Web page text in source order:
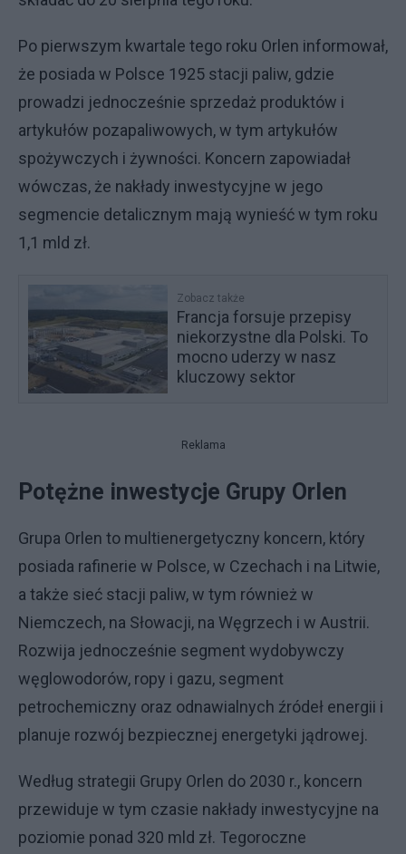
Po pierwszym kwartale tego roku Orlen informował,
że posiada w Polsce 1925 stacji paliw, gdzie
prowadzi jednocześnie sprzedaż produktów i
artykułów pozapaliwowych, w tym artykułów
spożywczych i żywności. Koncern zapowiadał
wówczas, że nakłady inwestycyjne w jego
segmencie detalicznym mają wynieść w tym roku
1,1 mld zł.
Zobacz także
Francja forsuje przepisy
niekorzystne dla Polski. To
mocno uderzy w nasz
kluczowy sektor
Reklama
Potężne inwestycje Grupy Orlen
Grupa Orlen to multienergetyczny koncern, który
posiada rafinerie w Polsce, w Czechach i na Litwie,
a także sieć stacji paliw, w tym również w
Niemczech, na Słowacji, na Węgrzech i w Austrii.
Rozwija jednocześnie segment wydobywczy
węglowodorów, ropy i gazu, segment
petrochemiczny oraz odnawialnych źródeł energii i
planuje rozwój bezpiecznej energetyki jądrowej.
Według strategii Grupy Orlen do 2030 r., koncern
przewiduje w tym czasie nakłady inwestycyjne na
poziomie ponad 320 mld zł. Tegoroczne